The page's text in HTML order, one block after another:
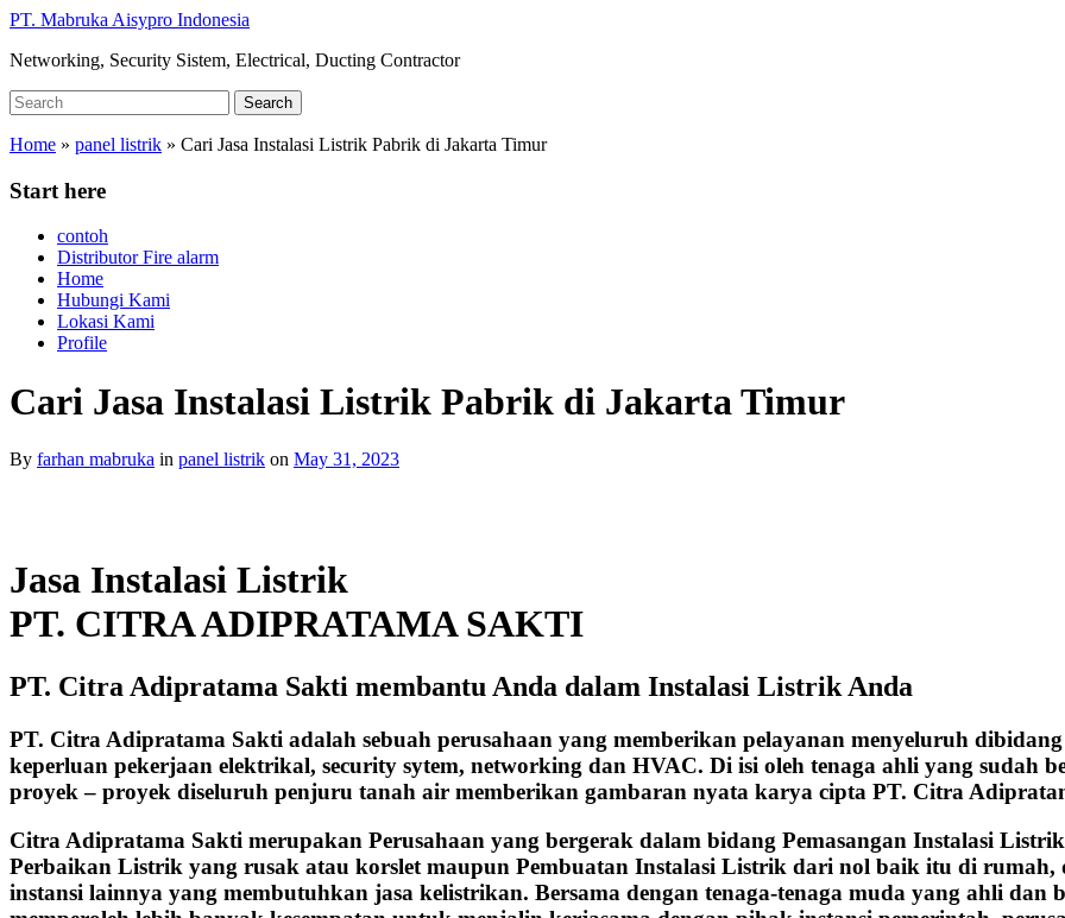
Skip
main
PT. Mabruka Aisypro Indonesia
Networking, Security Sistem, Electrical, Ducting Contractor
Search
for:
Search
Home » panel listrik » Cari Jasa Instalasi Listrik Pabrik di Jakarta Timur
Start here
contoh
Distributor Fire alarm
Home
Hubungi Kami
Lokasi Kami
Profile
Cari Jasa Instalasi Listrik Pabrik di Jakarta Timur
By farhan mabruka in panel listrik on May 31, 2023
Jasa Instalasi Listrik
PT. CITRA ADIPRATAMA SAKTI
PT. Citra Adipratama Sakti membantu Anda dalam Instalasi Listrik Anda
PT. Citra Adipratama Sakti adalah sebuah perusahaan yang memberikan pelayanan menyeluruh
keperluan pekerjaan elektrikal, security sytem, networking dan HVAC. Di isi oleh tenaga ahli yang sudah
proyek – proyek diseluruh penjuru tanah air memberikan gambaran nyata karya cipta PT. Citra
Citra Adipratama Sakti merupakan Perusahaan yang bergerak dalam bidang Pemasangan Instalasi
Perbaikan Listrik yang rusak atau korslet maupun Pembuatan Instalasi Listrik dari nol baik itu di
instansi lainnya yang membutuhkan jasa kelistrikan. Bersama dengan tenaga-tenaga muda yang ahli